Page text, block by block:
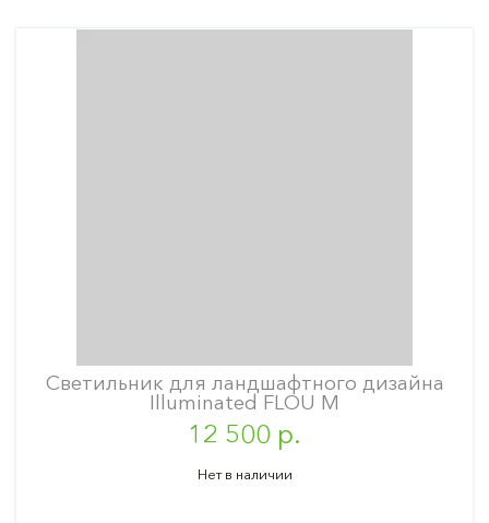
Светильник для ландшафтного дизайна
Illuminated FLOU M
12 500 р.
Нет в наличии